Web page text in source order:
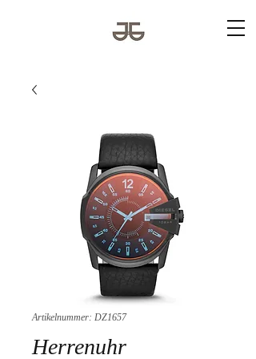
Artikelnummer: DZ1657
Herrenuhr